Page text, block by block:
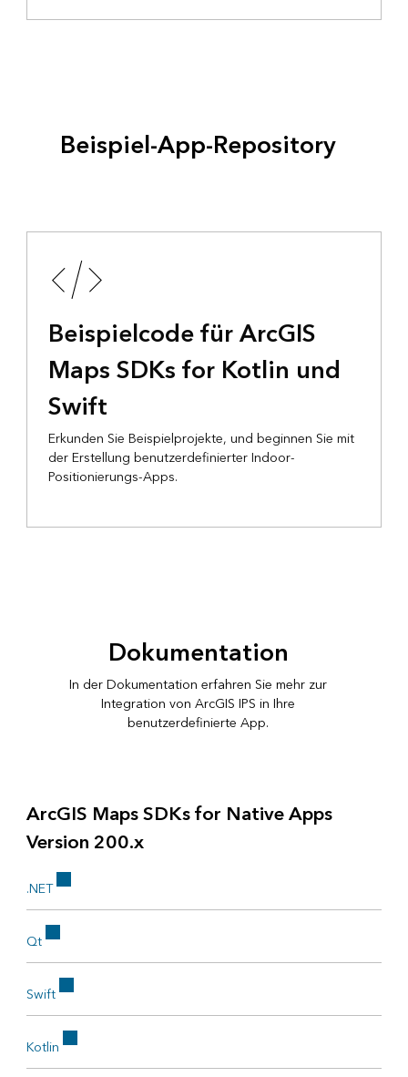
Beispiel-App-Repository
Beispielcode für ArcGIS
Maps SDKs for Kotlin und
Swift
Erkunden Sie Beispielprojekte, und beginnen Sie mit
der Erstellung benutzerdefinierter Indoor-
Positionierungs-Apps.
Dokumentation
In der Dokumentation erfahren Sie mehr zur
Integration von ArcGIS IPS in Ihre
benutzerdefinierte App.
ArcGIS Maps SDKs for Native Apps
Version 200.x
.NET
Qt
Swift
Kotlin